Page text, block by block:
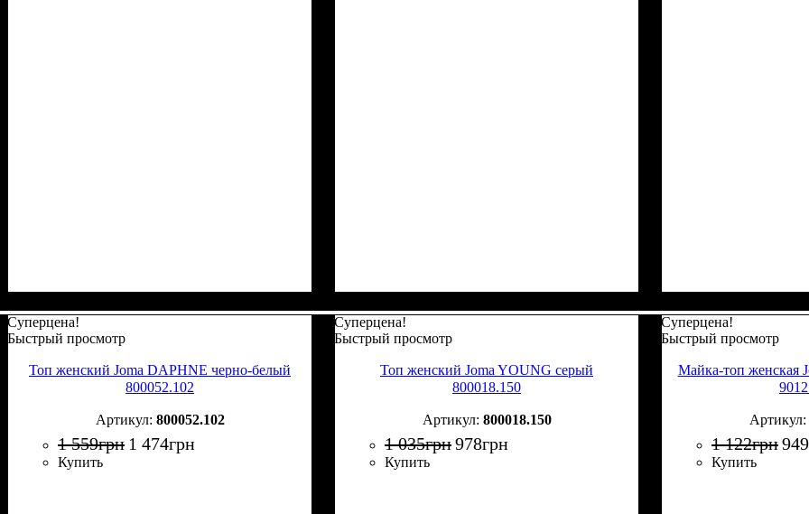
Суперцена!
Быстрый просмотр
Топ женский Joma DAPHNE черно-белый
800052.102
800052.102
1 559грн 1 474грн
Купить
Суперцена!
Быстрый просмотр
Топ женский Joma YOUNG серый
800018.150
800018.150
1 035грн978грн
Купить
Суперцена!
Быстрый просмотр
Майка-топ женская
1 122грн949
Купить